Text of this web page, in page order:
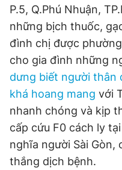
Thông tin tòa soạn
Đọc Thanh Niên trên
P.5, Q.Phú Nhuận,
những bịch thuốc,
đình chị được
cho gia đình những
dưng biết người thân
khá hoang mang với
nhanh chóng và kịp
cấp cứu F0 cách ly
nghĩa người Sài Gòn,
thắng dịch bệnh.